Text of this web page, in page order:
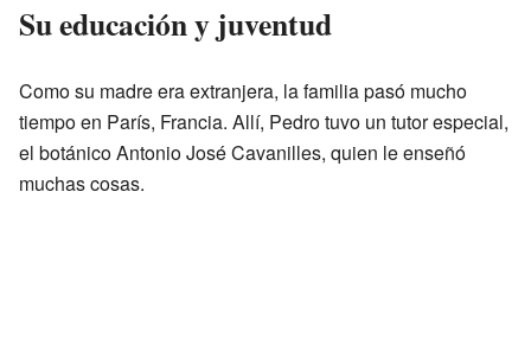
Su educación y juventud
Como su madre era extranjera, la familia pasó mucho
tiempo en París, Francia. Allí, Pedro tuvo un tutor especial,
el botánico Antonio José Cavanilles, quien le enseñó
muchas cosas.